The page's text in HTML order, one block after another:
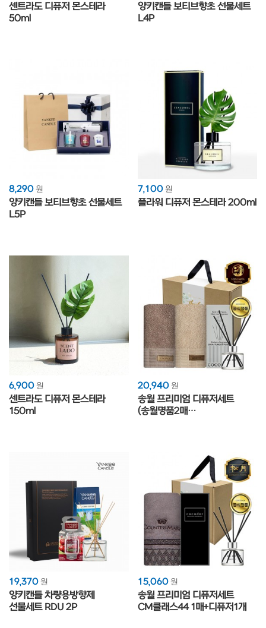
센트라도 디퓨저 몬스테라
50ml
양키캔들 보티브향초 선물세트
L4P
8,290 원
양키캔들 보티브향초 선물세트
L5P
7,100 원
플라워 디퓨저 몬스테라 200ml
6,900 원
센트라도 디퓨저 몬스테라
150ml
20,940 원
송월 프리미엄 디퓨저세트
(송월명품2매
19,370 원
양키캔들 차량용방향제
선물세트 RDU 2P
15,060 원
송월 프리미엄 디퓨저세트
CM클래스44 1매+디퓨저1개